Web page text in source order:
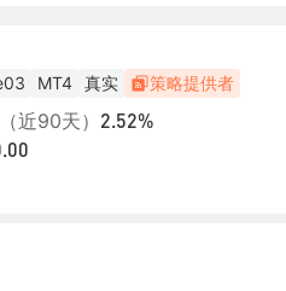
MT4 真实 策略提供者
近90天） 2.52%